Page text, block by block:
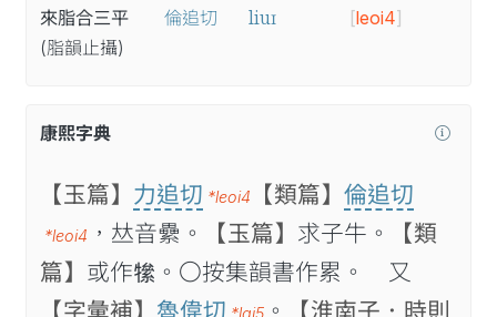
來脂合三平
(脂韻止攝)
倫追切 liuɪ [leoi4]
康熙字典
【玉篇】 力追切 *leoi4 【類篇】 倫追切
*leoi4 ，𠀤音纍。 【玉篇】 求子牛。
【類
篇】 或作𤛡。〇按集韻書作累。 又
【字彙補】 魯偉切 *lai5 。
【淮南子．時則